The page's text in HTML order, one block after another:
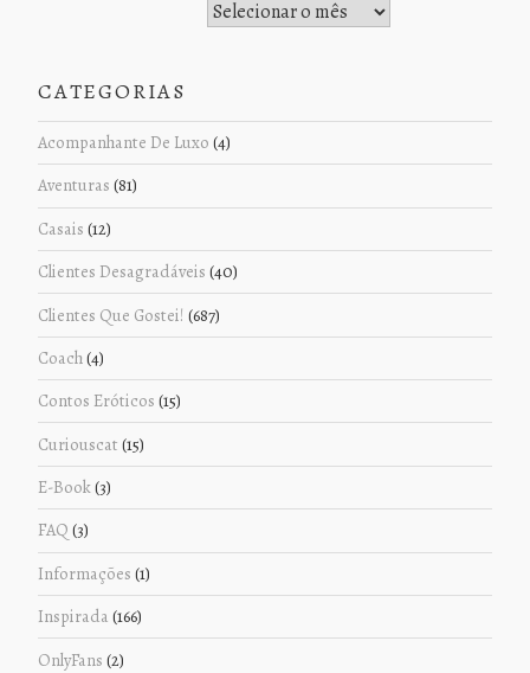
CATEGORIAS
Acompanhante De Luxo (4)
Aventuras (81)
Casais (12)
Clientes Desagradáveis (40)
Clientes Que Gostei! (687)
Coach(4)
Contos Eróticos (15)
Curiouscat (15)
E-Book(3)
FAQ (3)
Informações (1)
Inspirada (166)
OnlyFans (2)